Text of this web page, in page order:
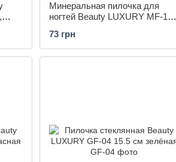
Минеральная пилочка для
ногтей Beauty LUXURY MF-11B
73 грн